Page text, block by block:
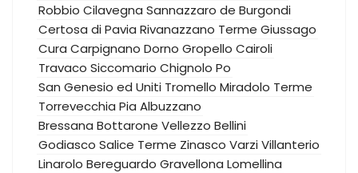
Robbio Cilavegna Sannazzaro de Burgondi
Certosa di Pavia Rivanazzano Terme Giussago
Cura Carpignano Dorno Gropello Cairoli
Travaco Siccomario Chignolo Po
San Genesio ed Uniti Tromello Miradolo Terme
Torrevecchia Pia Albuzzano
Bressana Bottarone Vellezzo Bellini
Godiasco Salice Terme Zinasco VarziVillanterio
Linarolo Bereguardo Gravellona Lomellina